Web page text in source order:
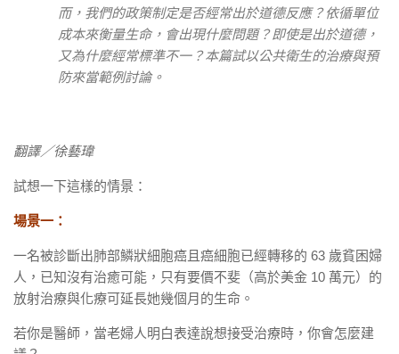
而，我們的政策制定是否經常出於道德反應？依循單位
成本來衡量生命，會出現什麼問題？即使是出於道德，
又為什麼經常標準不一？本篇試以公共衛生的治療與預
防來當範例討論。
翻譯／徐藝瑋
試想一下這樣的情景：
場景一：
一名被診斷出肺部鱗狀細胞癌且癌細胞已經轉移的 63 歲貧困婦
人，已知沒有治癒可能，只有要價不斐（高於美金 10 萬元）的
放射治療與化療可延長她幾個月的生命。
若你是醫師，當老婦人明白表達說想接受治療時，你會怎麼建